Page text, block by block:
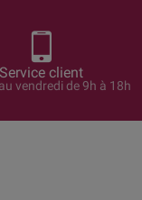
Service client
vendredi de 9h à 18h